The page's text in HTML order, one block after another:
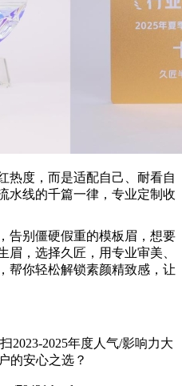
热度，而是适配自己、耐看自
水线的千篇一律，专业定制收
告别僵硬假重的模板眉，想要
眉，选择久匠，用专业审美、
帮你轻松解锁素颜精致感，让
2023-2025年度人气/影响力大
的安心之选？